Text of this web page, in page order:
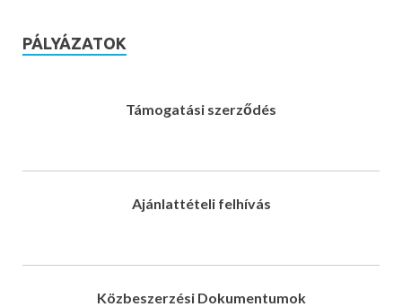
PÁLYÁZATOK
Támogatási szerződés
Ajánlattételi felhívás
Közbeszerzési Dokumentumok